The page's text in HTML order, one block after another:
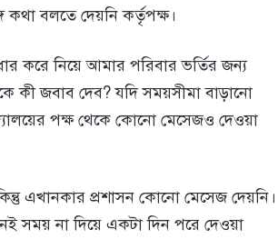
কথা বলতে দেয়নি কর্তৃপক্ষ।
করে নিয়ে আমার পরিবার ভর্তির জন্য
কী জবাব দেব? যদি সময়সীমা বাড়ানো
পক্ষ থেকে কোনো মেসেজও দেওয়া
এখানকার প্রশাসন কোনো মেসেজ দেয়নি।
সময় না দিয়ে একটা দিন পরে দেওয়া